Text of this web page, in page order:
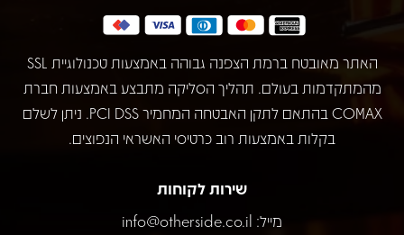
האתר מאובטח ברמת הצפנה גבוהה באמצעות טכנולוגיית SSL
מהמתקדמות בעולם. תהליך הסליקה מתבצע באמצעות חברת
COMAX בהתאם לתקן האבטחה המחמיר PCI DSS. ניתן לשלם
בקלות באמצעות רוב כרטיסי האשראי הנפוצים.
שירות לקוחות
מייל: info@otherside.co.il